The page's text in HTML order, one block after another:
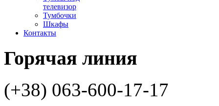
телевизор
Тумбочки
Шкафы
Контакты
Горячая линия
(+38) 063-600-17-17